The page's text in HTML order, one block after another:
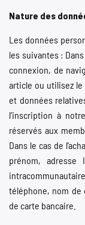
Nature des
Les données
les suivantes :
connexion, de
article ou utilisez
et données
l’inscription à
réservés aux
Dans le cas de
prénom, adresse
téléphone, nom
de carte bancaire.